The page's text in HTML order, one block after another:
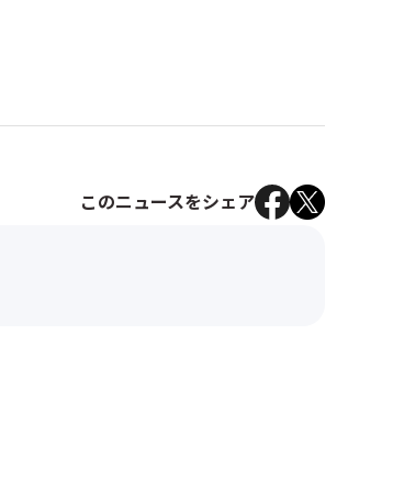
このニュースをシェア